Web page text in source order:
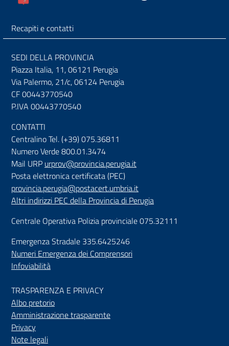
Recapiti e contatti
SEDI DELLA PROVINCIA
Piazza Italia, 11, 06121 Perugia
Via Palermo, 21/c, 06124 Perugia
CF 00443770540
P.IVA 00443770540
CONTATTI
Centralino Tel. (+39) 075.36811
Numero Verde 800.01.3474
Mail URP urprov@provincia.perugia.it
Posta elettronica certificata (PEC)
provincia.perugia@postacert.umbria.it
Altri indirizzi PEC della Provincia di Perugia
Centrale Operativa Polizia provinciale 075.32111
Emergenza Stradale 335.6425246
Numeri Emergenza dei Comprensori
Infoviabilità
TRASPARENZA E PRIVACY
Albo pretorio
Amministrazione trasparente
Privacy
Note legali